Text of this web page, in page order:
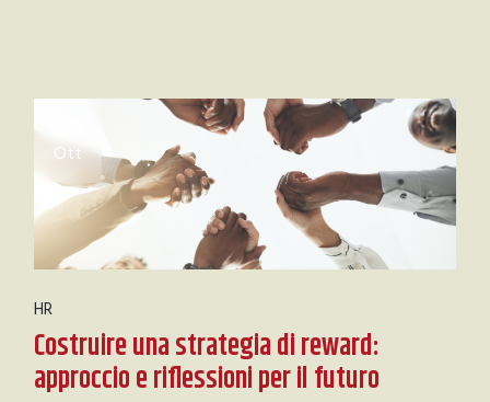
Ott
HR
Costruire una strategia di reward:
approccio e riflessioni per il futuro